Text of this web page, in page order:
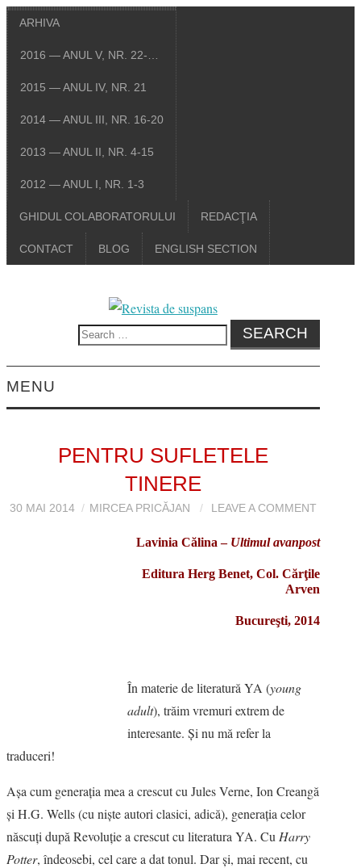
ARHIVA
2016 — ANUL V, NR. 22-…
2015 — ANUL IV, NR. 21
2014 — ANUL III, NR. 16-20
2013 — ANUL II, NR. 4-15
2012 — ANUL I, NR. 1-3
GHIDUL COLABORATORULUI REDACŢIA
CONTACT BLOG ENGLISH SECTION
Search
MENU
PROZĂ
POVESTIRI
POVESTIRI SCURTE
VIZIUNI ȘI SPECTRE
CONTRAPAGINI
CARTE & FILM
PENTRU SUFLETELE
TINERE
30 MAI 2014 MIRCEA PRICĂJAN LEAVE A COMMENT
Lavinia Călina – Ultimul avanpost
Editura Herg Benet, Col. Cărţile
Arven
Bucureşti, 2014
În materie de literatură YA (young
adult), trăim vremuri extrem de
interesante. Şi nu mă refer la
traduceri!
Aşa cum generaţia mea a crescut cu Jules Verne, Ion Creangă
şi H.G. Wells (cu nişte autori clasici, adică), generaţia celor
născuţi după Revoluţie a crescut cu literatura YA. Cu Harry
Potter, îndeosebi, cel care a dat tonul. Dar şi, mai recent, cu